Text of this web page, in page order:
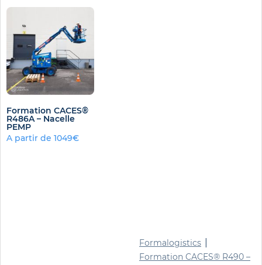
Formalogistics
Formation CACES® R490 –
Formation CACES®
R486A – Nacelle
PEMP
A partir de 1049€